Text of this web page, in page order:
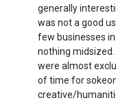
generally
was not a good
few businesses
nothing
were almost
of time for
creative/